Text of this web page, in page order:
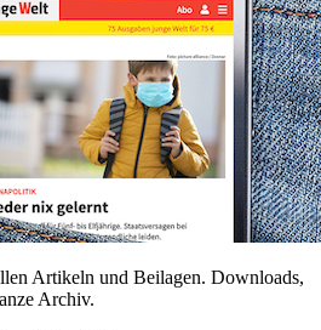
Artikeln und Beilagen. Downloads,
Archiv.